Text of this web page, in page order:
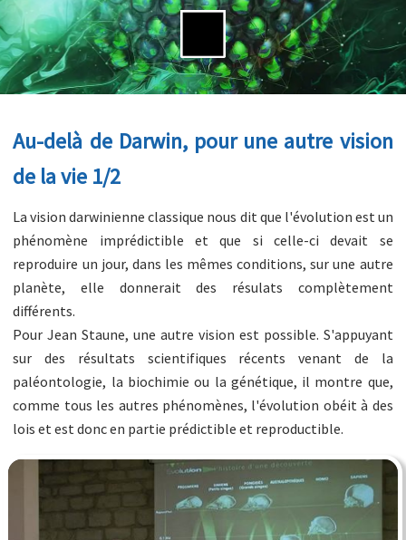
Au-delà de Darwin, pour une autre vision
de la vie 1/2
La vision darwinienne classique nous dit que l'évolution est un
phénomène imprédictible et que si celle-ci devait se
reproduire un jour, dans les mêmes conditions, sur une autre
planète, elle donnerait des résulats complètement
différents.
Pour Jean Staune, une autre vision est possible. S'appuyant
sur des résultats scientifiques récents venant de la
paléontologie, la biochimie ou la génétique, il montre que,
comme tous les autres phénomènes, l'évolution obéit à des
lois et est donc en partie prédictible et reproductible.